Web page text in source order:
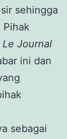
sehingga
Pihak
Le Journal
ini dan
sebagai